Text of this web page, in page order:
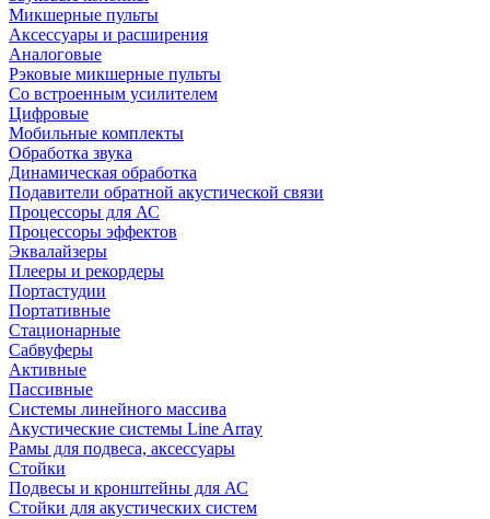
Микшерные пульты
Аксессуары и расширения
Аналоговые
Рэковые микшерные пульты
Со встроенным усилителем
Цифровые
Мобильные комплекты
Обработка звука
Динамическая обработка
Подавители обратной акустической связи
Процессоры для АС
Процессоры эффектов
Эквалайзеры
Плееры и рекордеры
Портастудии
Портативные
Стационарные
Сабвуферы
Активные
Пассивные
Системы линейного массива
Акустические системы Line Array
Рамы для подвеса, аксессуары
Стойки
Подвесы и кронштейны для АС
Стойки для акустических систем